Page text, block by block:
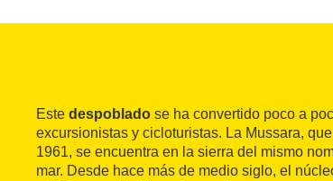
Este despoblado se ha convertido poco a
excursionistas y cicloturistas. La Mussara,
1961, se encuentra en la sierra del mismo
mar. Desde hace más de medio siglo, el